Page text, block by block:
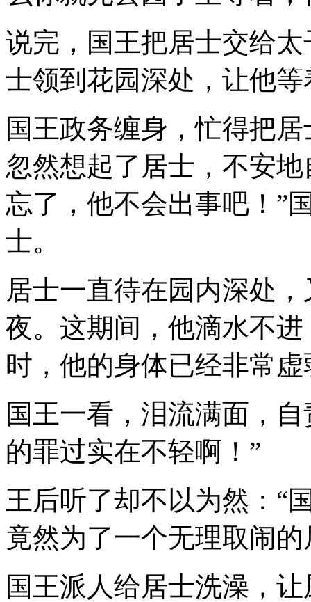
说完，国王把居士交给
士领到花园深处，让他
国王政务缠身，忙得把
忽然想起了居士，不安
忘了，他不会出事吧！”
士。
居士一直待在园内深处
夜。这期间，他滴水不
时，他的身体已经非常
国王一看，泪流满面，
的罪过实在不轻啊！”
王后听了却不以为然：“
竟然为了一个无理取闹
国王派人给居士洗澡，